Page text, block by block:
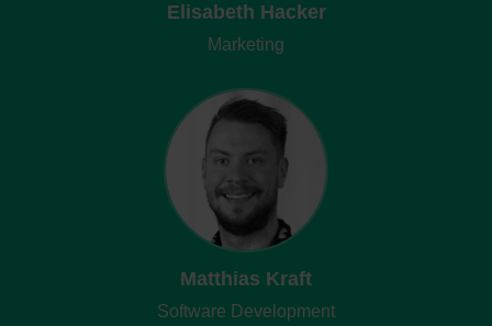
Elisabeth Hacker
Marketing
Matthias Kraft
Software Development